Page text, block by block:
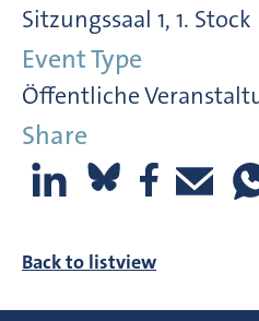
Sitzungssaal 1, 1. Stock
Event Type
Öffentliche
Share
Back to listview